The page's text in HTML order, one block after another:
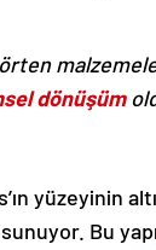
dönüşüm
yüzeyinin
Bu